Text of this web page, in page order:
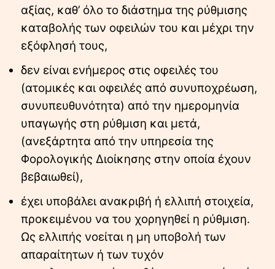
αξίας, καθ’ όλο το διάστημα της ρύθμισης
καταβολής των οφειλών του και μέχρι την
εξόφλησή τους,
δεν είναι ενήμερος στις οφειλές του
(ατομικές και οφειλές από συνυποχρέωση,
συνυπευθυνότητα) από την ημερομηνία
υπαγωγής στη ρύθμιση και μετά,
(ανεξάρτητα από την υπηρεσία της
Φορολογικής Διοίκησης στην οποία έχουν
βεβαιωθεί),
έχει υποβάλει ανακριβή ή ελλιπή στοιχεία,
προκειμένου να του χορηγηθεί η ρύθμιση.
Ως ελλιπής νοείται η μη υποβολή των
απαραίτητων ή των τυχόν